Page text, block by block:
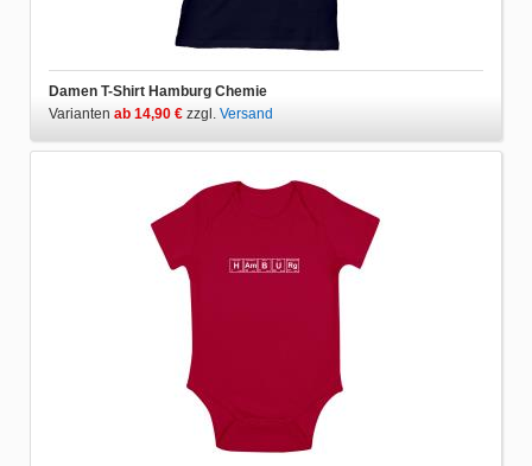
Damen T-Shirt Hamburg Chemie
Varianten ab 14,90 € zzgl. Versand